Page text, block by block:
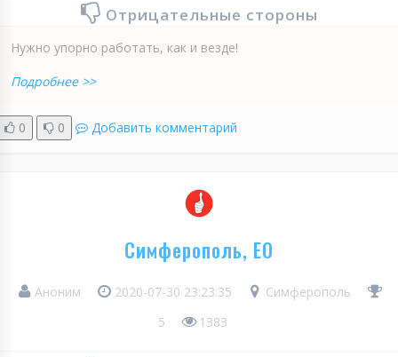
Отрицательные стороны
Нужно упорно работать, как и везде!
Подробнее >>
0 0 Добавить комментарий
Симферополь, ЕО
Аноним 2020-07-30 23:23:35
Симферополь
5
1383